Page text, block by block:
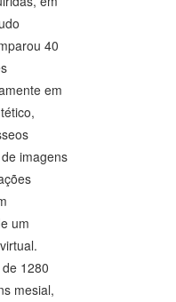
40
em
imagens
um
1280
mesial,